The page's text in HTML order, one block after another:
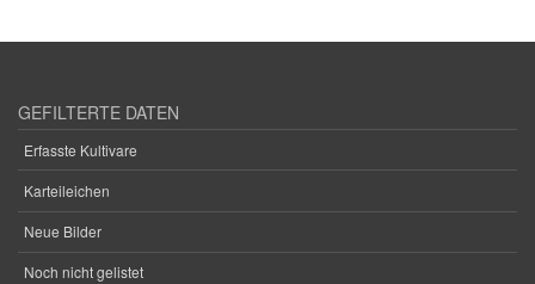
GEFILTERTE DATEN
Erfasste Kultivare
Karteileichen
Neue Bilder
Noch nicht gelistet